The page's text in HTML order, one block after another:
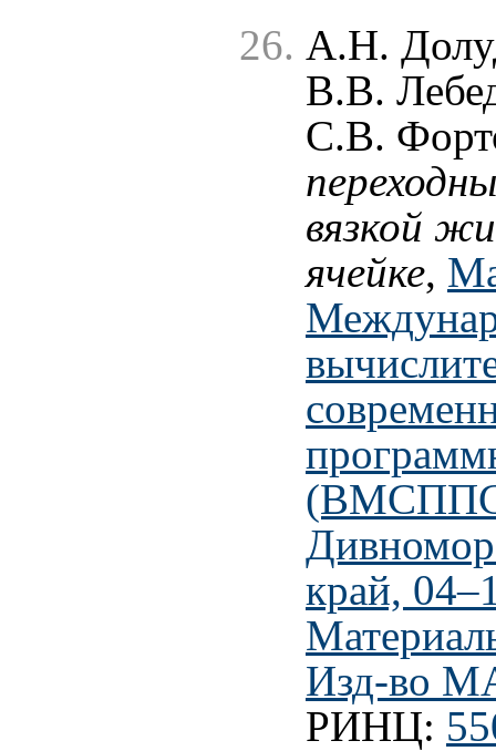
А.Н.
В.В.
С.В.
вязкой
ячейке,
край,
Изд-во
РИНЦ: